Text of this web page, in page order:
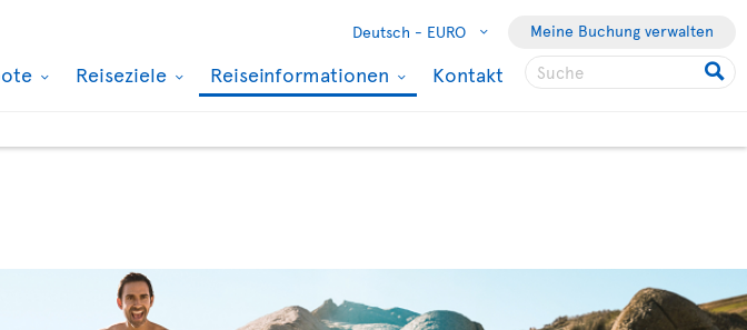
Deutsch - EURO Meine Buchung verwalten
Reiseziele Reiseinformationen Kontakt